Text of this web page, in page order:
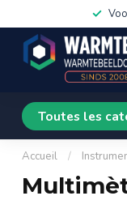
Toutes les
Accueil /